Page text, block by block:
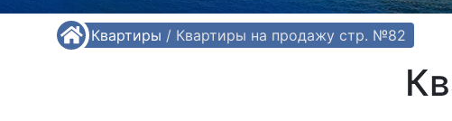
/ Квартиры / Квартиры на продажу стр. №82